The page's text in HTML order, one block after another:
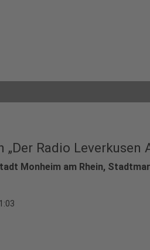
Radio Leverkusen
Monheim am Rhein,